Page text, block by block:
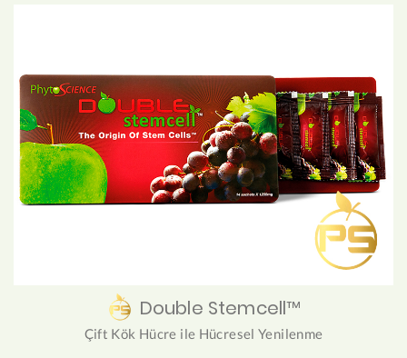
Double Stemcell™
Çift Kök Hücre ile Hücresel Yenilenme